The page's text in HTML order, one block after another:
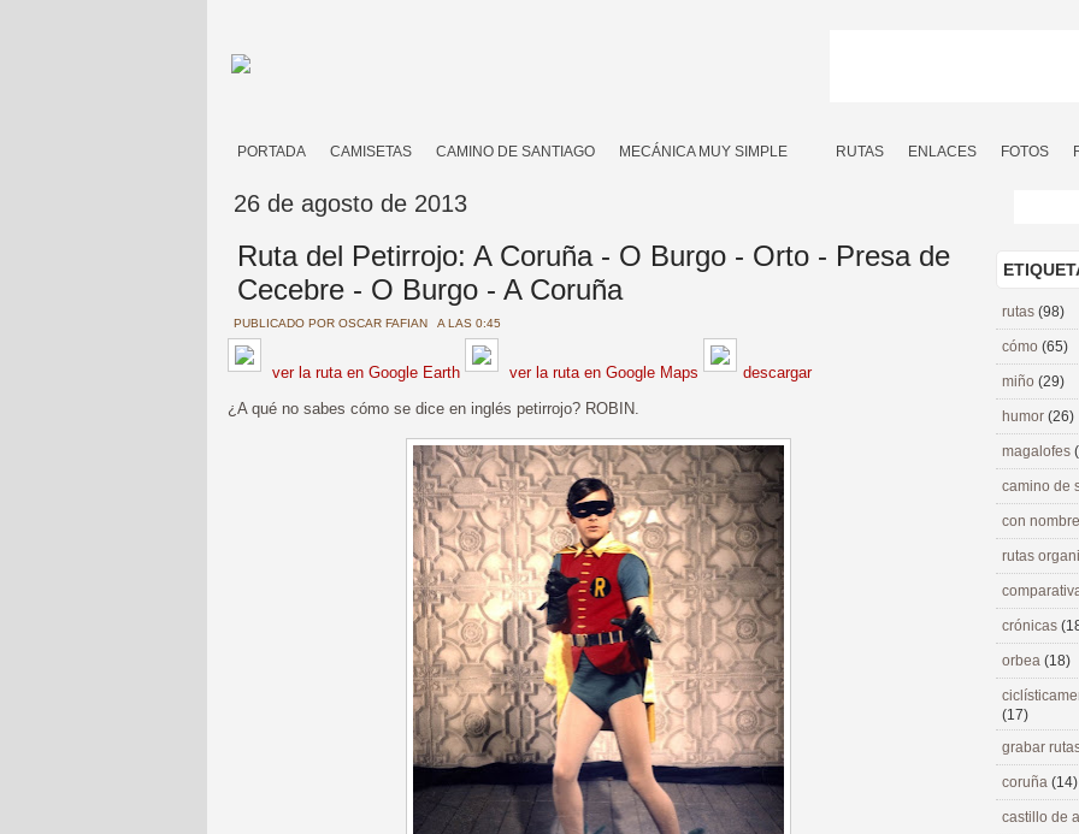
PORTADA CAMISETAS CAMINO DE SANTIAGO MECÁNICA MUY SIMPLE RUTAS ENLACES FOTOS
26 de agosto de 2013
Ruta del Petirrojo: A Coruña - O Burgo - Orto - Presa de
Cecebre - O Burgo - A Coruña
PUBLICADO POR OSCAR FAFIAN A LAS 0:45
ver la ruta en Google Earth ver la ruta en Google Maps
descargar
¿A qué no sabes cómo se dice en inglés petirrojo? ROBIN.
rutas (98)
cómo (65)
miño (29)
humor (26)
magalofes
camino de
con
rutas
crónicas
orbea (18)
(17)
grabar
coruña (14)
castillo de